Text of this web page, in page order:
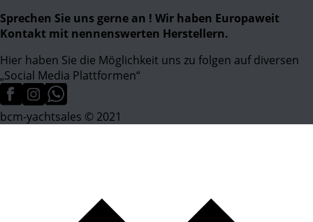
Sprechen Sie uns gerne an ! Wir haben Europaweit
Kontakt mit nennenswerten Herstellern.
Hier haben Sie die Möglichkeit uns zu folgen auf diversen
„Social Media Plattformen“
bcm-yachtsales © 2021